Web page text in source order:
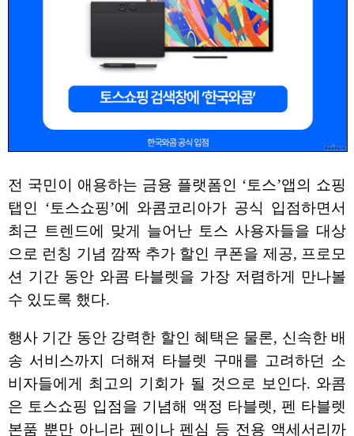
전 국민이 애용하는 금융 플랫폼인 ‘토스’앱의 쇼핑
탭인 ‘토스쇼핑’에 와콤코리아가 공식 입점하면서
최근 트렌드에 맞게 늘어난 토스 사용자들을 대상
으로 런칭 기념 깜짝 추가 할인 쿠폰을 제공, 프로모
션 기간 동안 와콤 타블렛을 가장 저렴하게 만나볼
수 있도록 했다.
행사 기간 동안 강력한 할인 혜택은 물론, 신속한 배
송 서비스까지 더해져 타블렛 구매를 고려하던 소
비자들에게 최고의 기회가 될 것으로 보인다. 와콤
은 토스쇼핑 입점을 기념해 액정 타블렛, 펜 타블렛
본품 뿐만 아니라 펜이나 펜심 등 전용 액세서리까